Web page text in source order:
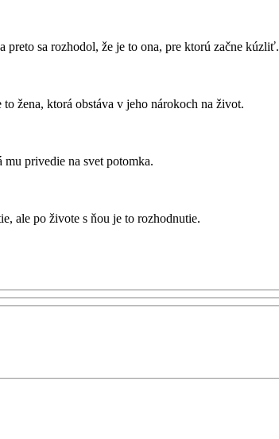
preto sa rozhodol, že je to ona, pre ktorú začne kúzliť.
žena, ktorá obstáva v jeho nárokoch na život.
privedie na svet potomka.
ale po živote s ňou je to rozhodnutie.